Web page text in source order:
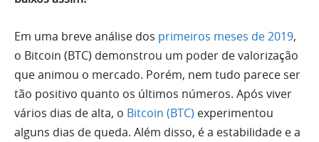
Em uma breve análise dos primeiros meses de 2019,
o Bitcoin (BTC) demonstrou um poder de valorização
que animou o mercado. Porém, nem tudo parece ser
tão positivo quanto os últimos números. Após viver
vários dias de alta, o Bitcoin (BTC) experimentou
alguns dias de queda. Além disso, é a estabilidade e a